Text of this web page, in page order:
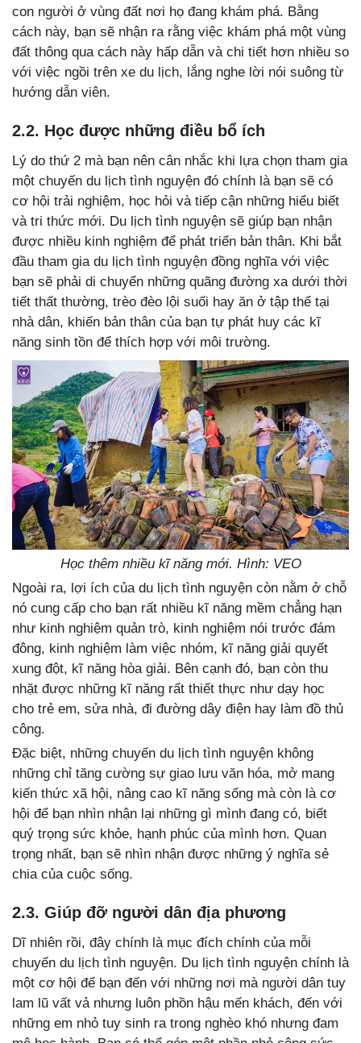
con người ở vùng đất nơi họ đang khám phá. Bằng
cách này, bạn sẽ nhận ra rằng việc khám phá một vùng
đất thông qua cách này hấp dẫn và chi tiết hơn nhiều so
với việc ngồi trên xe du lịch, lắng nghe lời nói suông từ
hướng dẫn viên.
2.2. Học được những điều bổ ích
Lý do thứ 2 mà bạn nên cân nhắc khi lựa chọn tham gia
một chuyến du lịch tình nguyện đó chính là bạn sẽ có
cơ hội trải nghiệm, học hỏi và tiếp cận những hiểu biết
và tri thức mới. Du lịch tình nguyện sẽ giúp bạn nhận
được nhiều kinh nghiệm để phát triển bản thân. Khi bắt
đầu tham gia du lịch tình nguyện đồng nghĩa với việc
bạn sẽ phải di chuyển những quãng đường xa dưới thời
tiết thất thường, trèo đèo lội suối hay ăn ở tập thể tại
nhà dân, khiến bản thân của bạn tự phát huy các kĩ
năng sinh tồn để thích hợp với môi trường.
Học thêm nhiều kĩ năng mới. Hình: VEO
Ngoài ra, lợi ích của du lịch tình nguyện còn nằm ở chỗ
nó cung cấp cho bạn rất nhiều kĩ năng mềm chẳng hạn
như kinh nghiệm quản trò, kinh nghiệm nói trước đám
đông, kinh nghiệm làm việc nhóm, kĩ năng giải quyết
xung đột, kĩ năng hòa giải. Bên cạnh đó, bạn còn thu
nhặt được những kĩ năng rất thiết thực như dạy học
cho trẻ em, sửa nhà, đi đường dây điện hay làm đồ thủ
công.
Đặc biệt, những chuyến du lịch tình nguyện không
những chỉ tăng cường sự giao lưu văn hóa, mở mang
kiến thức xã hội, nâng cao kĩ năng sống mà còn là cơ
hội để bạn nhìn nhận lại những gì mình đang có, biết
quý trọng sức khỏe, hạnh phúc của mình hơn. Quan
trọng nhất, bạn sẽ nhìn nhận được những ý nghĩa sẻ
chia của cuộc sống.
2.3. Giúp đỡ người dân địa phương
Dĩ nhiên rồi, đây chính là mục đích chính của mỗi
chuyến du lịch tình nguyện. Du lịch tình nguyện chính là
một cơ hội để bạn đến với những nơi mà người dân tuy
lam lũ vất vả nhưng luôn phồn hậu mến khách, đến với
những em nhỏ tuy sinh ra trong nghèo khó nhưng đam